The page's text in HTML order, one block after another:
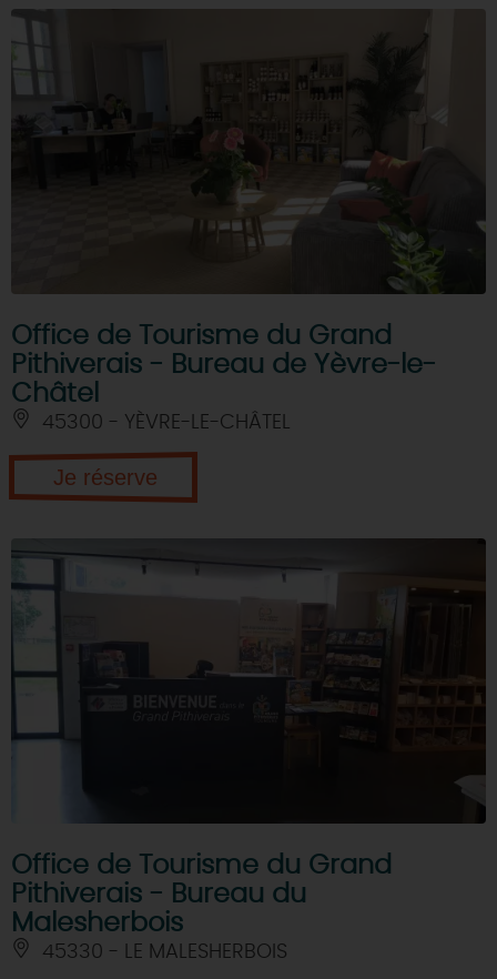
Office de Tourisme du Grand
Pithiverais - Bureau de Yèvre-le-
Châtel
45300 - YÈVRE-LE-CHÂTEL
Je réserve
Office de Tourisme du Grand
Pithiverais - Bureau du
Malesherbois
45330 - LE MALESHERBOIS